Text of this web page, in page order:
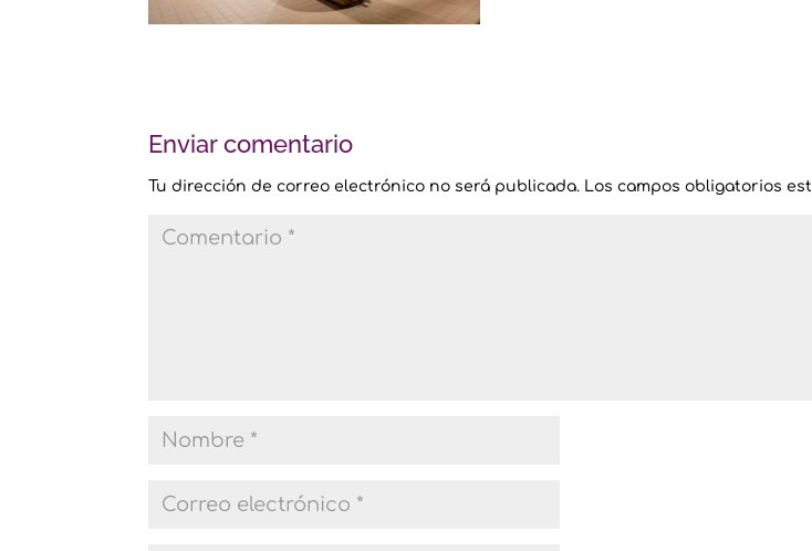
Enviar comentario
Tu dirección de correo electrónico no será publicada. Los campos obligatorios